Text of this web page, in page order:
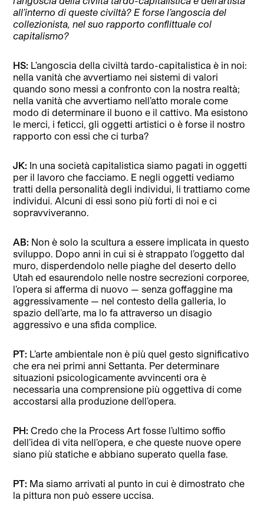
all’interno di queste civiltà? E forse l’angoscia del
collezionista, nel suo rapporto conflittuale col
capitalismo?
HS: L’angoscia della civiltà tardo-capitalistica è in noi:
nella vanità che avvertiamo nei sistemi di valori
quando sono messi a confronto con la nostra realtà;
nella vanità che avvertiamo nell’atto morale come
modo di determinare il buono e il cattivo. Ma esistono
le merci, i feticci, gli oggetti artistici o è forse il nostro
rapporto con essi che ci turba?
JK: In una società capitalistica siamo pagati in oggetti
per il lavoro che facciamo. E negli oggetti vediamo
tratti della personalità degli individui, li trattiamo come
individui. Alcuni di essi sono più forti di noi e ci
sopravviveranno.
AB: Non è solo la scultura a essere implicata in questo
sviluppo. Dopo anni in cui si è strappato l’oggetto dal
muro, disperdendolo nelle piaghe del deserto dello
Utah ed esaurendolo nelle nostre secrezioni corporee,
l’opera si afferma di nuovo — senza goffaggine ma
aggressivamente — nel contesto della galleria, lo
spazio dell’arte, ma lo fa attraverso un disagio
aggressivo e una sfida complice.
PT: L’arte ambientale non è più quel gesto significativo
che era nei primi anni Settanta. Per determinare
situazioni psicologicamente avvincenti ora è
necessaria una comprensione più oggettiva di come
accostarsi alla produzione dell’opera.
PH: Credo che la Process Art fosse l’ultimo soffio
dell’idea di vita nell’opera, e che queste nuove opere
siano più statiche e abbiano superato quella fase.
PT: Ma siamo arrivati al punto in cui è dimostrato che
la pittura non può essere uccisa.